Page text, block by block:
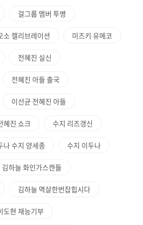
걸그룹 멤버 투병
소 캘리브레이션 미즈키 유메코
전혜진 실신
전혜진 아들 출국
이선균 전혜진 아들
혜진 쇼크 수지 리즈갱신
나 수지 양세종 수지 이두나
김하늘 화인가스캔들
김하늘 멱살한번잡힙시다
도현 재능기부